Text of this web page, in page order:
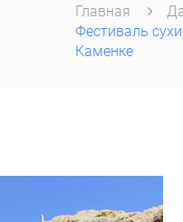
Главная
Фестиваль
Каменке